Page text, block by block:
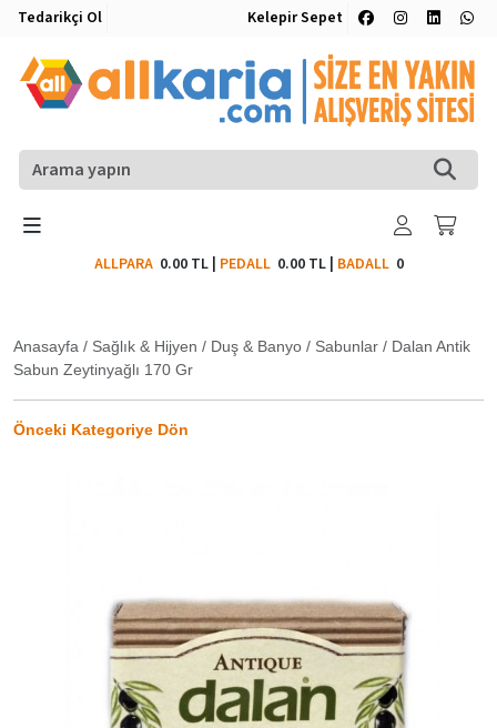
Tedarikçi Ol Kelepir Sepet
ALLPARA 0.00 TL| PEDALL 0.00 TL| BADALL0
Anasayfa / Sağlık & Hijyen / Duş & Banyo / Sabunlar / Dalan Antik
Sabun Zeytinyağlı 170 Gr
Önceki Kategoriye Dön